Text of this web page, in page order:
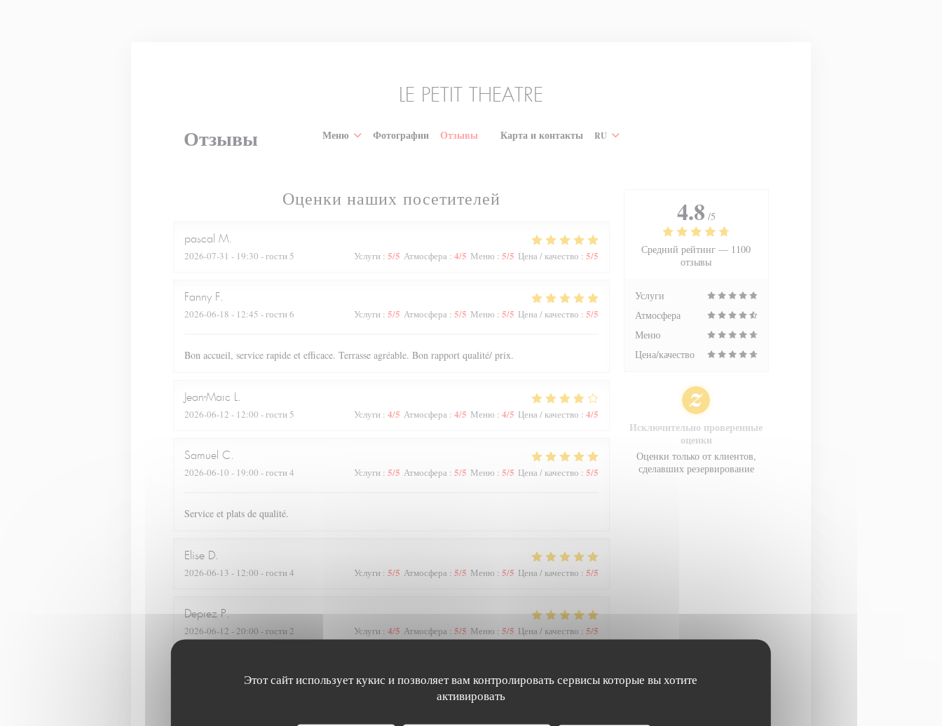
Этот сайт использует кукис и позволяет вам контролировать сервисы которые вы хотите
активировать
LE PETIT THEATRE
Меню Фотографии Отзывы ((открывается в новом окне))
Карта и контакты RU
Отзывы
Оценки наших посетителей
pascal M
2026-07-31 - 19:30 - гости 5 Услуги : 5/5 Атмосфера : 4/5 Меню : 5/5 Цена / качество : 5/5
Fanny F
2026-06-18 - 12:45 - гости 6 Услуги : 5/5 Атмосфера : 5/5 Меню : 5/5 Цена / качество : 5/5
Bon accueil, service rapide et efficace. Terrasse agréable. Bon rapport qualité/ prix.
Jean-Marc L
2026-06-12 - 12:00 - гости 5 Услуги : 4/5 Атмосфера : 4/5 Меню : 4/5 Цена / качество : 4/5
Samuel C
2026-06-10 - 19:00 - гости 4 Услуги : 5/5 Атмосфера : 5/5 Меню : 5/5 Цена / качество : 5/5
Service et plats de qualité.
Elise D
2026-06-13 - 12:00 - гости 4 Услуги : 5/5 Атмосфера : 5/5 Меню : 5/5 Цена / качество : 5/5
Deprez P
2026-06-12 - 20:00 - гости 2 Услуги : 4/5 Атмосфера : 5/5 Меню : 5/5 Цена / качество : 5/5
Nous reviendrons sans hésiter. Plats délicieux, personnel agréable et joli cadre.
4.8 /5
Средний рейтинг — 1100
отзывы
Услуги
Атмосфера
Меню
Цена/качество
Исключительно проверенные
оценки
Оценки только от клиентов,
сделавших резервирование